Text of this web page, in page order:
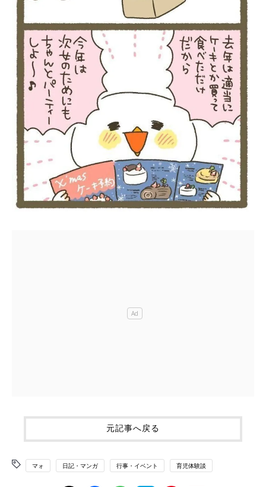
元記事へ戻る
マォ 日記・マンガ 行事・イベント 育児体験談